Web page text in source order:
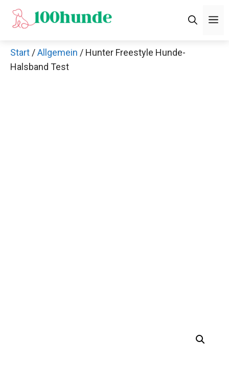
Zum
Inhalt
Start /Allgemein / Hunter Freestyle Hunde-
Halsband Test